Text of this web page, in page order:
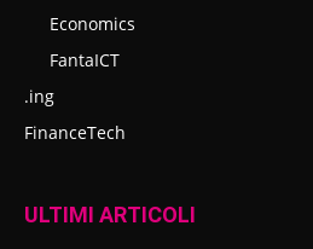
Economics
FantaICT
.ing
FinanceTech
ULTIMI ARTICOLI